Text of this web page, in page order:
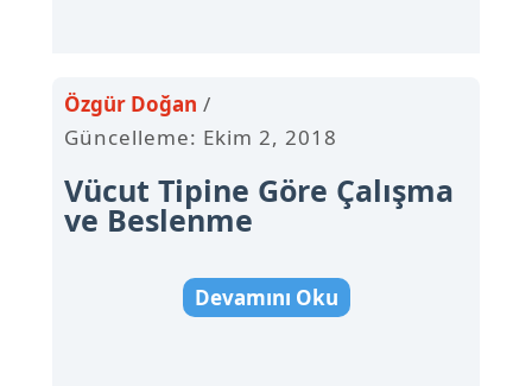
Vücut Tipine Göre Çalışma
ve Beslenme
Güncelleme: Ekim 2, 2018
Özgür Doğan
Devamını Oku